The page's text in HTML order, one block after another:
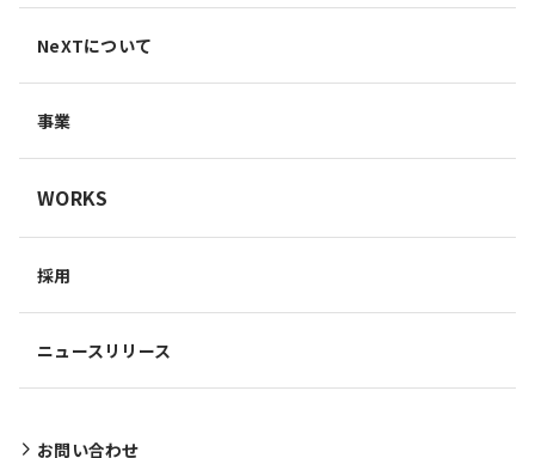
NeXTについて
事業
WORKS
採用
ニュースリリース
お問い合わせ